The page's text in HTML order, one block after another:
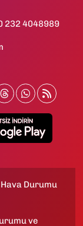
232 4048989
Durumu
ve